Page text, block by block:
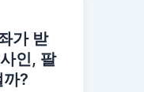
가 받
인, 팔
까?